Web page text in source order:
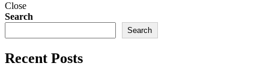
Close
Search
Search
Recent Posts